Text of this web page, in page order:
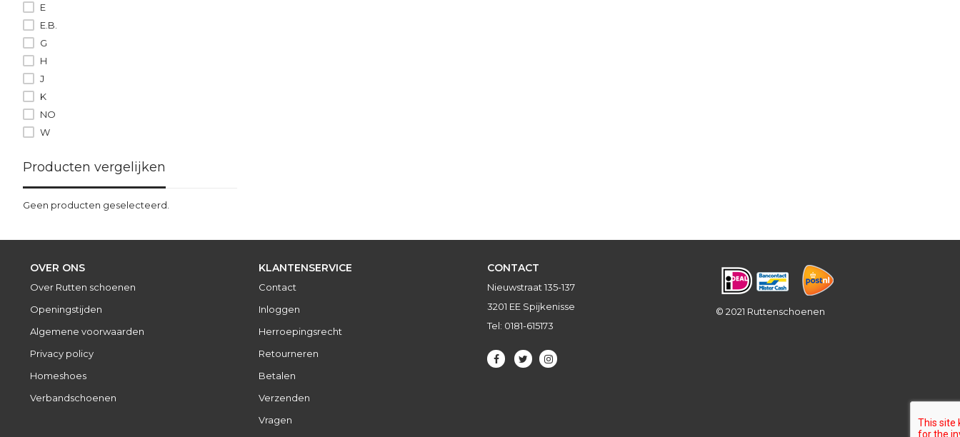
E
E.B.
G
H
J
K
NO
W
Producten vergelijken
Geen producten geselecteerd.
OVER ONS
Over Rutten schoenen
Openingstijden
Algemene voorwaarden
Privacy policy
Homeshoes
Verbandschoenen
KLANTENSERVICE
Contact
Inloggen
Herroepingsrecht
Retourneren
Betalen
Verzenden
Vragen
CONTACT
Nieuwstraat 135-137
3201 EE Spijkenisse
Tel: 0181-615173
© 2021 Ruttenschoenen